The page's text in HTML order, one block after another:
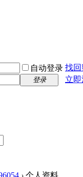
自动登录 找
登录 立
› 个人资料